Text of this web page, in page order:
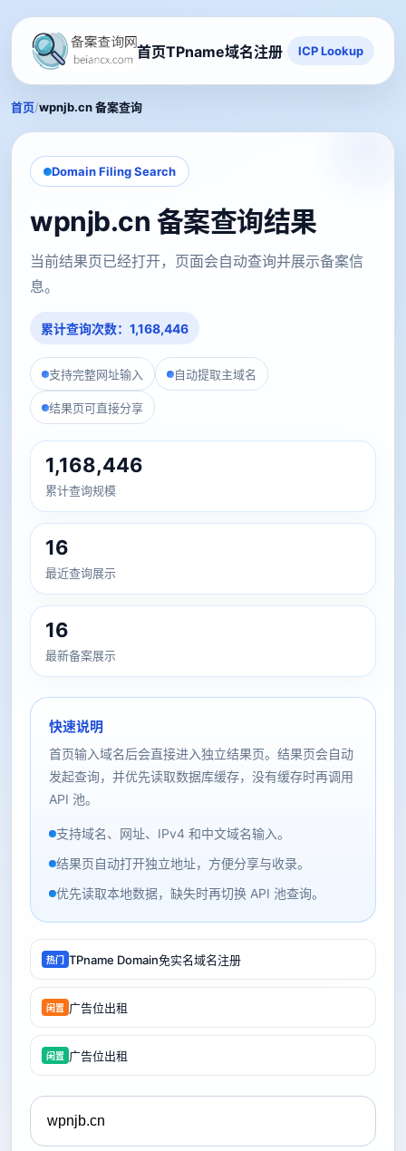
首页TPname域名注册 ICP Lookup
首页/wpnjb.cn 备案查询
Domain Filing Search
wpnjb.cn 备案查询结果
当前结果页已经打开，页面会自动查询并展示备案信
息。
累计查询次数：1,168,446
支持完整网址输入 自动提取主域名
结果页可直接分享
1,168,446
累计查询规模
16
最近查询展示
16
最新备案展示
快速说明
首页输入域名后会直接进入独立结果页。结果页会自动
发起查询，并优先读取数据库缓存，没有缓存时再调用
API 池。
支持域名、网址、IPv4 和中文域名输入。
结果页自动打开独立地址，方便分享与收录。
优先读取本地数据，缺失时再切换 API 池查询。
热门 TPname Domain免实名域名注册
闲置 广告位出租
闲置 广告位出租